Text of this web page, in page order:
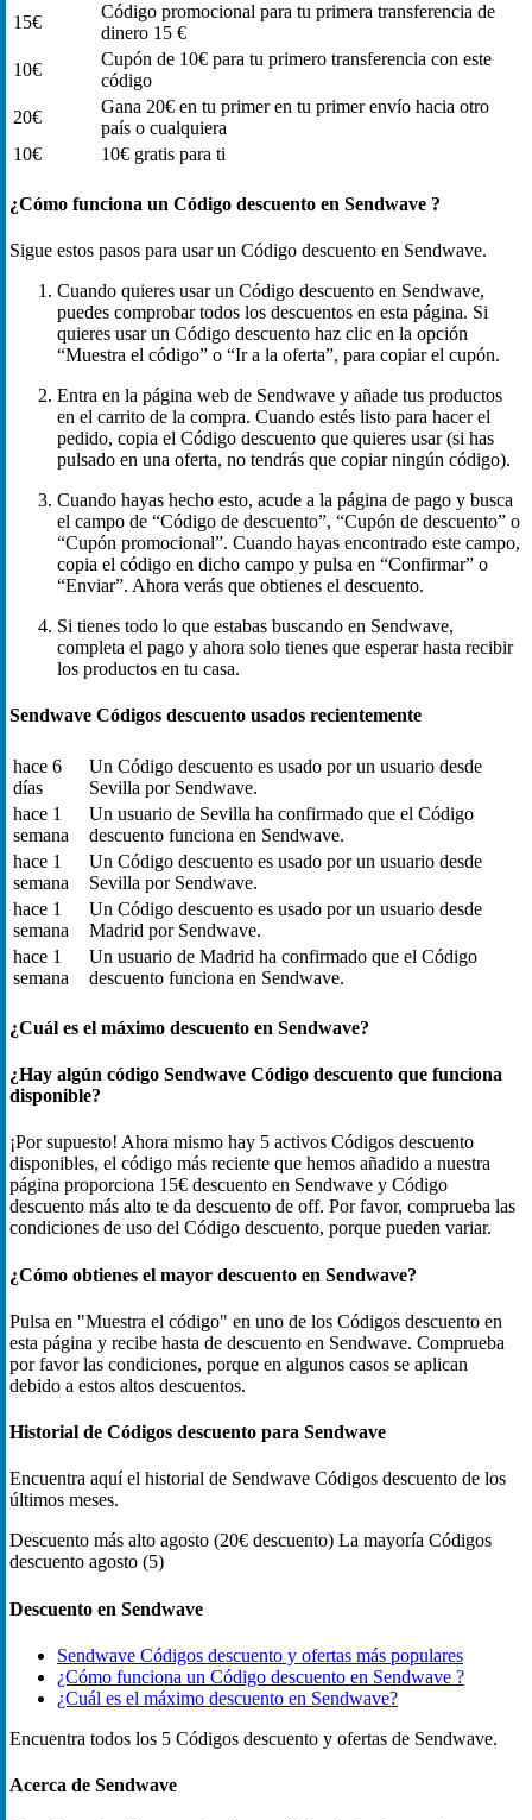
15€
Código promocional para tu primera transferencia de
dinero 15 €
10€
Cupón de 10€ para tu primero transferencia con este
código
20€
Gana 20€ en tu primer en tu primer envío hacia otro
país o cualquiera
10€
10€ gratis para ti
¿Cómo funciona un Código descuento en Sendwave ?
Sigue estos pasos para usar un Código descuento en Sendwave.
Cuando quieres usar un Código descuento en Sendwave,
puedes comprobar todos los descuentos en esta página. Si
quieres usar un Código descuento haz clic en la opción
“Muestra el código” o “Ir a la oferta”, para copiar el cupón.
Entra en la página web de Sendwave y añade tus productos
en el carrito de la compra. Cuando estés listo para hacer el
pedido, copia el Código descuento que quieres usar (si has
pulsado en una oferta, no tendrás que copiar ningún código).
Cuando hayas hecho esto, acude a la página de pago y busca
el campo de “Código de descuento”, “Cupón de descuento” o
“Cupón promocional”. Cuando hayas encontrado este campo,
copia el código en dicho campo y pulsa en “Confirmar” o
“Enviar”. Ahora verás que obtienes el descuento.
Si tienes todo lo que estabas buscando en Sendwave,
completa el pago y ahora solo tienes que esperar hasta recibir
los productos en tu casa.
Sendwave Códigos descuento usados recientemente
hace 6
días
Un Código descuento es usado por un usuario desde
Sevilla por Sendwave.
hace 1
semana
Un usuario de Sevilla ha confirmado que el Código
descuento funciona en Sendwave.
hace 1
semana
Un Código descuento es usado por un usuario desde
Sevilla por Sendwave.
hace 1
semana
Un Código descuento es usado por un usuario desde
Madrid por Sendwave.
hace 1
semana
Un usuario de Madrid ha confirmado que el Código
descuento funciona en Sendwave.
¿Cuál es el máximo descuento en Sendwave?
¿Hay algún código Sendwave Código descuento que funciona
disponible?
¡Por supuesto! Ahora mismo hay 5 activos Códigos descuento
disponibles, el código más reciente que hemos añadido a nuestra
página proporciona 15€ descuento en Sendwave y Código
descuento más alto te da descuento de off. Por favor, comprueba las
condiciones de uso del Código descuento, porque pueden variar.
¿Cómo obtienes el mayor descuento en Sendwave?
Pulsa en "Muestra el código" en uno de los Códigos descuento en
esta página y recibe hasta de descuento en Sendwave. Comprueba
por favor las condiciones, porque en algunos casos se aplican
debido a estos altos descuentos.
Historial de Códigos descuento para Sendwave
Encuentra aquí el historial de Sendwave Códigos descuento de los
últimos meses.
Descuento más alto agosto (20€ descuento) La mayoría Códigos
descuento agosto (5)
Descuento en Sendwave
Sendwave Códigos descuento y ofertas más populares
¿Cómo funciona un Código descuento en Sendwave ?
¿Cuál es el máximo descuento en Sendwave?
Encuentra todos los 5 Códigos descuento y ofertas de Sendwave.
Acerca de Sendwave